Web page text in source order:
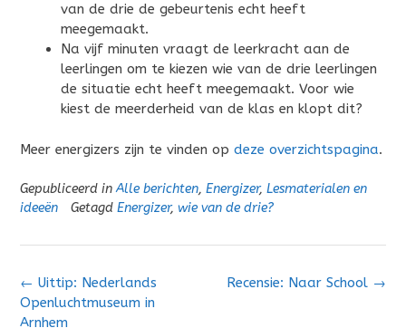
van de drie de gebeurtenis echt heeft
meegemaakt.
Na vijf minuten vraagt de leerkracht aan de
leerlingen om te kiezen wie van de drie leerlingen
de situatie echt heeft meegemaakt. Voor wie
kiest de meerderheid van de klas en klopt dit?
Meer energizers zijn te vinden op deze overzichtspagina.
Gepubliceerd inAlle berichten, Energizer, Lesmaterialen en
ideeën
Getagd Energizer, wie van de drie?
Bericht
navigatie
Recensie: Naar School →
← Uittip: Nederlands
Openluchtmuseum in
Arnhem